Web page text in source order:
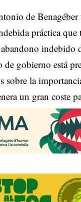
de
práctica
indebido
gobierno está
sobre la
un gran coste